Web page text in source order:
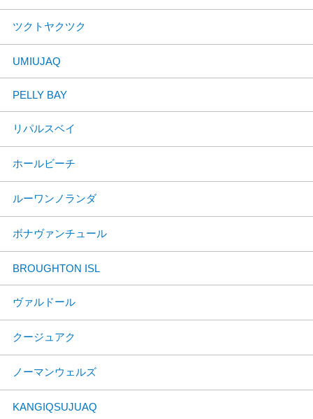
ツクトヤクツク
UMIUJAQ
PELLY BAY
リパルスベイ
ホールビーチ
ルーワンノランダ
ボナヴァンチュール
BROUGHTON ISL
ヴァルドール
クージュアク
ノーマンウェルズ
KANGIQSUJUAQ